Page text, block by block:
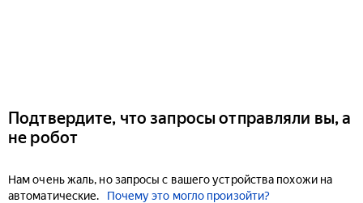
Подтвердите, что запросы отправляли вы, а
не робот
Нам очень жаль, но запросы с вашего устройства похожи на
автоматические.
Почему это могло произойти?